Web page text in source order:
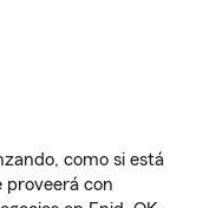
como si está
proveerá con